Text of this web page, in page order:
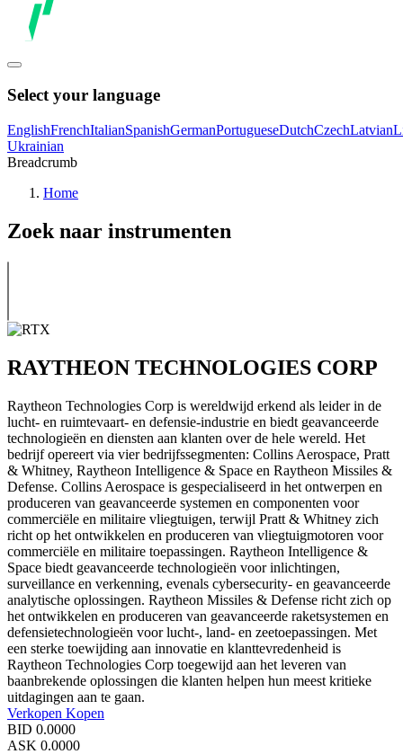
Select your language
EnglishFrenchItalianSpanishGermanPortugueseDutchCzechLatvian
Ukrainian
Breadcrumb
Home
Zoek naar instrumenten
RAYTHEON TECHNOLOGIES CORP
Raytheon Technologies Corp is wereldwijd erkend als leider in de
lucht- en ruimtevaart- en defensie-industrie en biedt geavanceerde
technologieën en diensten aan klanten over de hele wereld. Het
bedrijf opereert via vier bedrijfssegmenten: Collins Aerospace, Pratt
& Whitney, Raytheon Intelligence & Space en Raytheon Missiles &
Defense. Collins Aerospace is gespecialiseerd in het ontwerpen en
produceren van geavanceerde systemen en componenten voor
commerciële en militaire vliegtuigen, terwijl Pratt & Whitney zich
richt op het ontwikkelen en produceren van vliegtuigmotoren voor
commerciële en militaire toepassingen. Raytheon Intelligence &
Space biedt geavanceerde technologieën voor inlichtingen,
surveillance en verkenning, evenals cybersecurity- en geavanceerde
analytische oplossingen. Raytheon Missiles & Defense richt zich op
het ontwikkelen en produceren van geavanceerde raketsystemen en
defensietechnologieën voor lucht-, land- en zeetoepassingen. Met
een sterke toewijding aan innovatie en klanttevredenheid is
Raytheon Technologies Corp toegewijd aan het leveren van
baanbrekende oplossingen die klanten helpen hun meest kritieke
uitdagingen aan te gaan.
Verkopen Kopen
BID 0.0000
ASK 0.0000